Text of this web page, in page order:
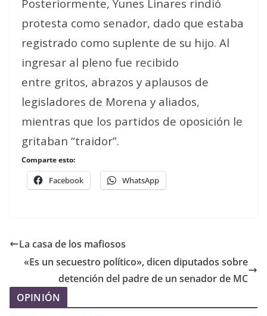
Posteriormente, Yunes Linares rindió
protesta como senador, dado que estaba
registrado como suplente de su hijo. Al
ingresar al pleno fue recibido
entre gritos, abrazos y aplausos de
legisladores de Morena y aliados,
mientras que los partidos de oposición le
gritaban “traidor”.
Comparte esto:
Facebook WhatsApp
La casa de los mafiosos
«Es un secuestro político», dicen diputados sobre
detención del padre de un senador de MC
OPINIÓN